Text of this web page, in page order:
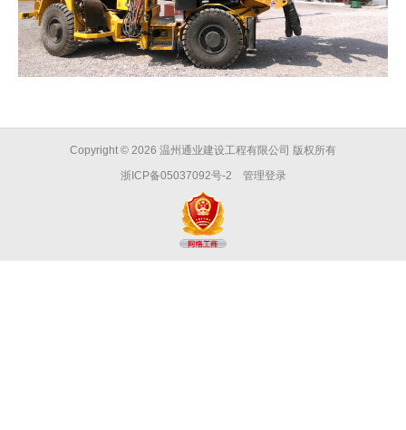
Copyright © 2026 温州通业建设工程有限公司 版权所有
浙ICP备05037092号-2
管理登录